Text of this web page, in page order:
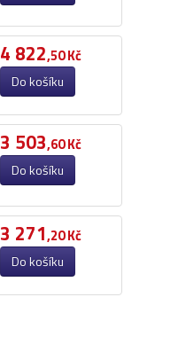
4 822,50 Kč
Do košíku
3 503,60 Kč
Do košíku
3 271,20 Kč
Do košíku